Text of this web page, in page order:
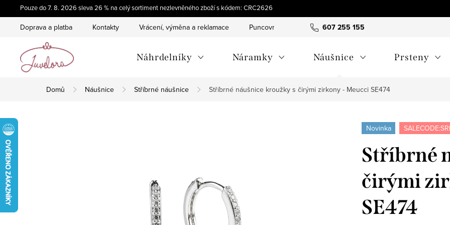
na
Pouze do 7. 8. 2026 sleva 26 % na celý sortiment nezlevněného zboží s kódem: CRC2626
607 255 155
Doprava a platba Kontakty Vrácení, výměna a reklamace Puncovní značky Hodnocení obchodu
Náhrdelníky Náramky Náušnice Prsteny
Domů Náušnice Stříbrné náušnice Stříbrné náušnice kroužky s čirými zirkony - Meucci SE474
Novinka
Stříbrné
čirými
SE474